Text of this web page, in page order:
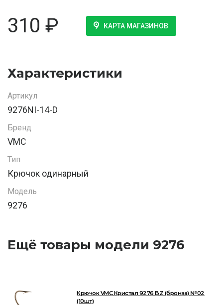
310 ₽ КАРТА МАГАЗИНОВ
Характеристики
Артикул
9276NI-14-D
Бренд
VMC
Тип
Крючок одинарный
Модель
9276
Ещё товары модели 9276
Крючок VMC Кристал 9276 BZ (бронза) №02
(10шт)